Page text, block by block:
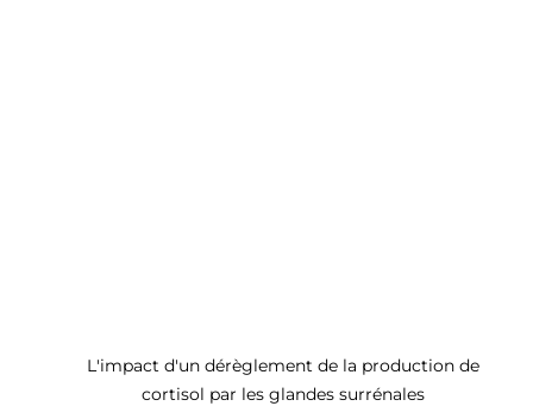
L'impact d'un dérèglement de la production de
cortisol par les glandes surrénales